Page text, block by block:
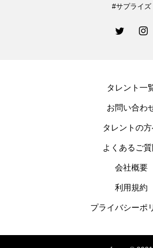
#サプライズ
タレント一
お問い合わ
タレントの
よくあるご質
会社概要
利用規約
プライバシーポ